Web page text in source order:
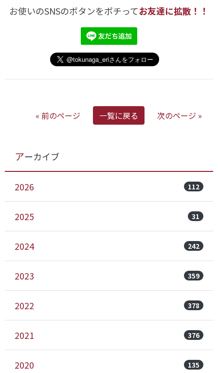
お使いのSNSのボタンをポチってお友達に拡散！！
« 前のページ 一覧に戻る 次のページ »
アーカイブ
2026 112
2025 31
2024 242
2023 359
2022 378
2021 376
2020 135